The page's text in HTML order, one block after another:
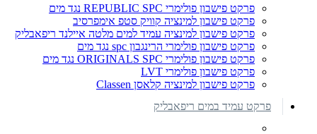
פרקט פישבון פולימרי REPUBLIC SPC נגד מים
פרקט פישבון למינציה קוויק סטפ אימפרסיב
פרקט פישבון למינציה עמיד למים מלטה איילנד ריפאבליק
פרקט פישבון פולימרי הרינגבון spc נגד מים
פרקט פישבון פולימרי ORIGINALS SPC נגד מים
פרקט פישבון פולימרי LVT
פרקט פישבון למינציה קלאסן Classen
פרקט עמיד במים ריפאבליק